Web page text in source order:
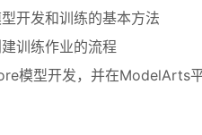
开发和训练的基本方法
训练作业的流程
模型开发，并在ModelArts